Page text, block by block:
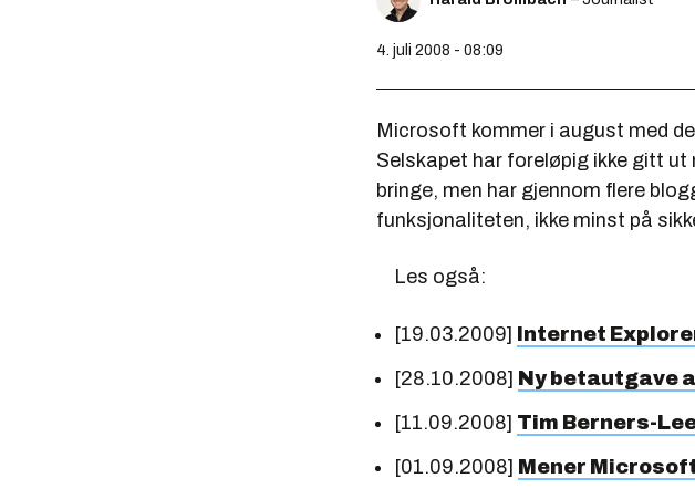
4. juli 2008 - 08:09
Microsoft kommer i august med
Selskapet har foreløpig ikke gitt ut
bringe, men har gjennom flere
funksjonaliteten, ikke minst på
Les også:
[19.03.2009]
Internet
[28.10.2008] Ny betautgave
[11.09.2008] Tim Berners-
[01.09.2008] Mener